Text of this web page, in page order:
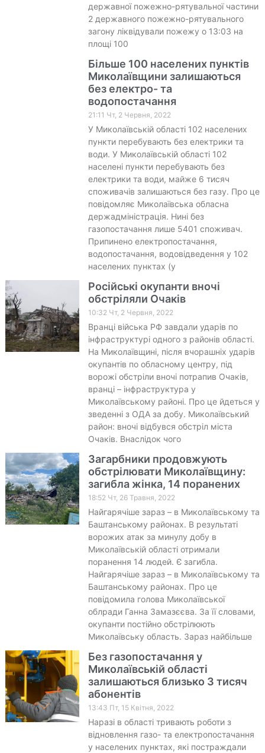
державної пожежно-рятувальної частини
2 державного пожежно-рятувального
загону ліквідували пожежу о 13:03 на
площі 100
Більше 100 населених пунктів
Миколаївщини залишаються
без електро- та
водопостачання
21:11 Чт, 2 Червня, 2022
У Миколаївській області 102 населених
пункти перебувають без електрики та
води. У Миколаївській області 102
населені пункти перебувають без
електрики та води, майже 6 тисяч
споживачів залишаються без газу. Про це
повідомляє Миколаївська обласна
держадміністрація. Нині без
газопостачання лише 5401 споживач.
Припинено електропостачання,
водопостачання, водовідведення у 102
населених пунктах (у
Російські окупанти вночі
обстріляли Очаків
10:32 Чт, 2 Червня, 2022
Вранці війська РФ завдали ударів по
інфраструктурі одного з районів області.
На Миколаївщині, після вчорашніх ударів
окупантів по обласному центру, під
ворожі обстріли вночі потрапив Очаків,
вранці – інфраструктура у
Миколаївському районі. Про це йдеться у
зведенні з ОДА за добу. Миколаївський
район: вночі відбувся обстріл міста
Очаків. Внаслідок чого
Загарбники продовжують
обстрілювати Миколаївщину:
загибла жінка, 14 поранених
18:52 Чт, 26 Травня, 2022
Найгарячіше зараз – в Миколаївському та
Баштанському районах. В результаті
ворожих атак за минулу добу в
Миколаївській області отримали
поранення 14 людей. Є загибла.
Найгарячіше зараз – в Миколаївському та
Баштанському районах. Про це
повідомила голова Миколаївської
облради Ганна Замазєєва. За її словами,
окупанти постійно обстрілюють
Миколаївську область. Зараз найбільше
Без газопостачання у
Миколаївській області
залишаються близько 3 тисяч
абонентів
13:43 Пт, 15 Квітня, 2022
Наразі в області тривають роботи з
відновлення газо- та електропостачання
у населених пунктах, які постраждали